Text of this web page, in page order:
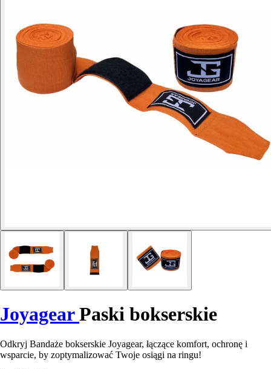
JoyagearPaski bokserskie
Odkryj Bandaże bokserskie Joyagear, łączące komfort, ochronę i
wsparcie, by zoptymalizować Twoje osiągi na ringu!